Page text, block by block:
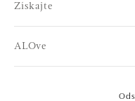
Získajte
ALOve